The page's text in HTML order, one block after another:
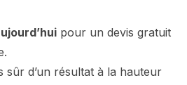
pour un devis gratuit
sûr d’un résultat à la hauteur